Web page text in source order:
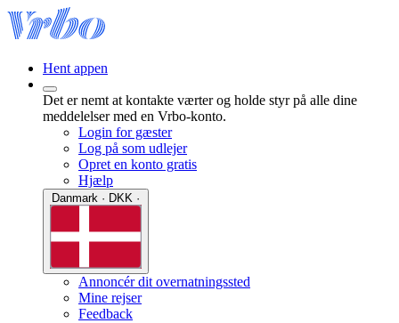
Hent appen
Det er nemt at kontakte værter og holde styr på alle dine
meddelelser med en Vrbo-konto.
Login for gæster
Log på som udlejer
Opret en konto gratis
Hjælp
Annoncér dit overnatningssted
Mine rejser
Feedback